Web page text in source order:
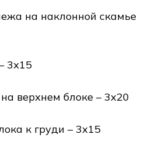
на наклонной скамье
3х15
верхнем блоке – 3х20
к груди – 3х15